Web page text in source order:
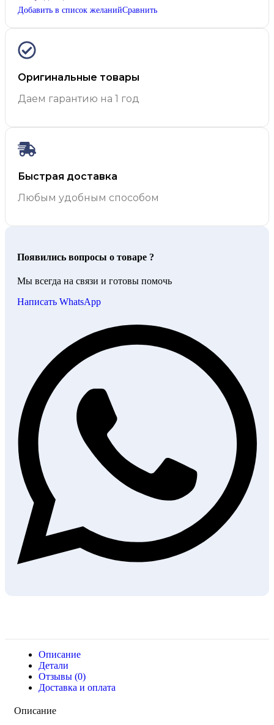
Добавить в список желанийСравнить
Оригинальные товары
Даем гарантию на 1 год
Быстрая доставка
Любым удобным способом
Появились вопросы о товаре ?
Мы всегда на связи и готовы помочь
Написать WhatsApp
Описание
Детали
Отзывы (0)
Доставка и оплата
Описание